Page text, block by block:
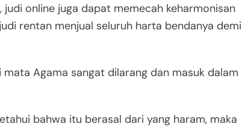
online juga dapat memecah keharmonisan
rentan menjual seluruh harta bendanya demi
Agama sangat dilarang dan masuk dalam
bahwa itu berasal dari yang haram, maka